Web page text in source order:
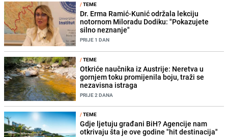
/TEME
Dr. Erma Ramić-Kunić održala lekciju
notornom Miloradu Dodiku: "Pokazujete
silno neznanje"
PRIJE 1 DAN
/TEME
Otkriće naučnika iz Austrije: Neretva u
gornjem toku promijenila boju, traži se
nezavisna istraga
PRIJE 2 DANA
/TEME
Gdje ljetuju građani BiH? Agencije nam
otkrivaju šta je ove godine "hit destinacija"